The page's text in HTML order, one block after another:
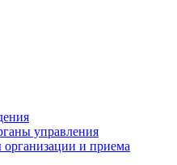
управления
и приема